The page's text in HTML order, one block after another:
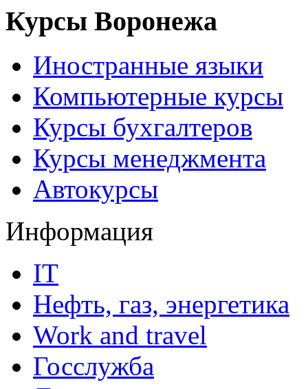
Курсы Воронежа
Иностранные языки
Компьютерные курсы
Курсы бухгалтеров
Курсы менеджмента
Автокурсы
Информация
IT
Нефть, газ, энергетика
Work and travel
Госслужба